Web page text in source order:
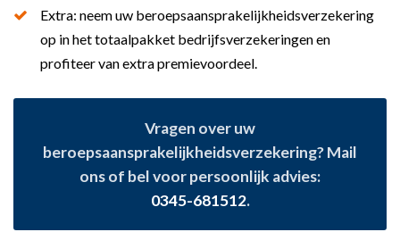
Extra: neem uw beroepsaansprakelijkheidsverzekering
op in het totaalpakket bedrijfsverzekeringen en
profiteer van extra premievoordeel.
Vragen over uw
beroepsaansprakelijkheidsverzekering? Mail
ons of bel voor persoonlijk advies:
0345-681512.